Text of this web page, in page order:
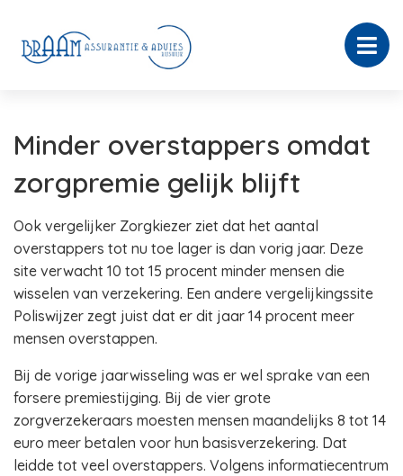
Minder overstappers omdat
zorgpremie gelijk blijft
Ook vergelijker Zorgkiezer ziet dat het aantal
overstappers tot nu toe lager is dan vorig jaar. Deze
site verwacht 10 tot 15 procent minder mensen die
wisselen van verzekering. Een andere vergelijkingssite
Poliswijzer zegt juist dat er dit jaar 14 procent meer
mensen overstappen.
Bij de vorige jaarwisseling was er wel sprake van een
forsere premiestijging. Bij de vier grote
zorgverzekeraars moesten mensen maandelijks 8 tot 14
euro meer betalen voor hun basisverzekering. Dat
leidde tot veel overstappers. Volgens informatiecentrum